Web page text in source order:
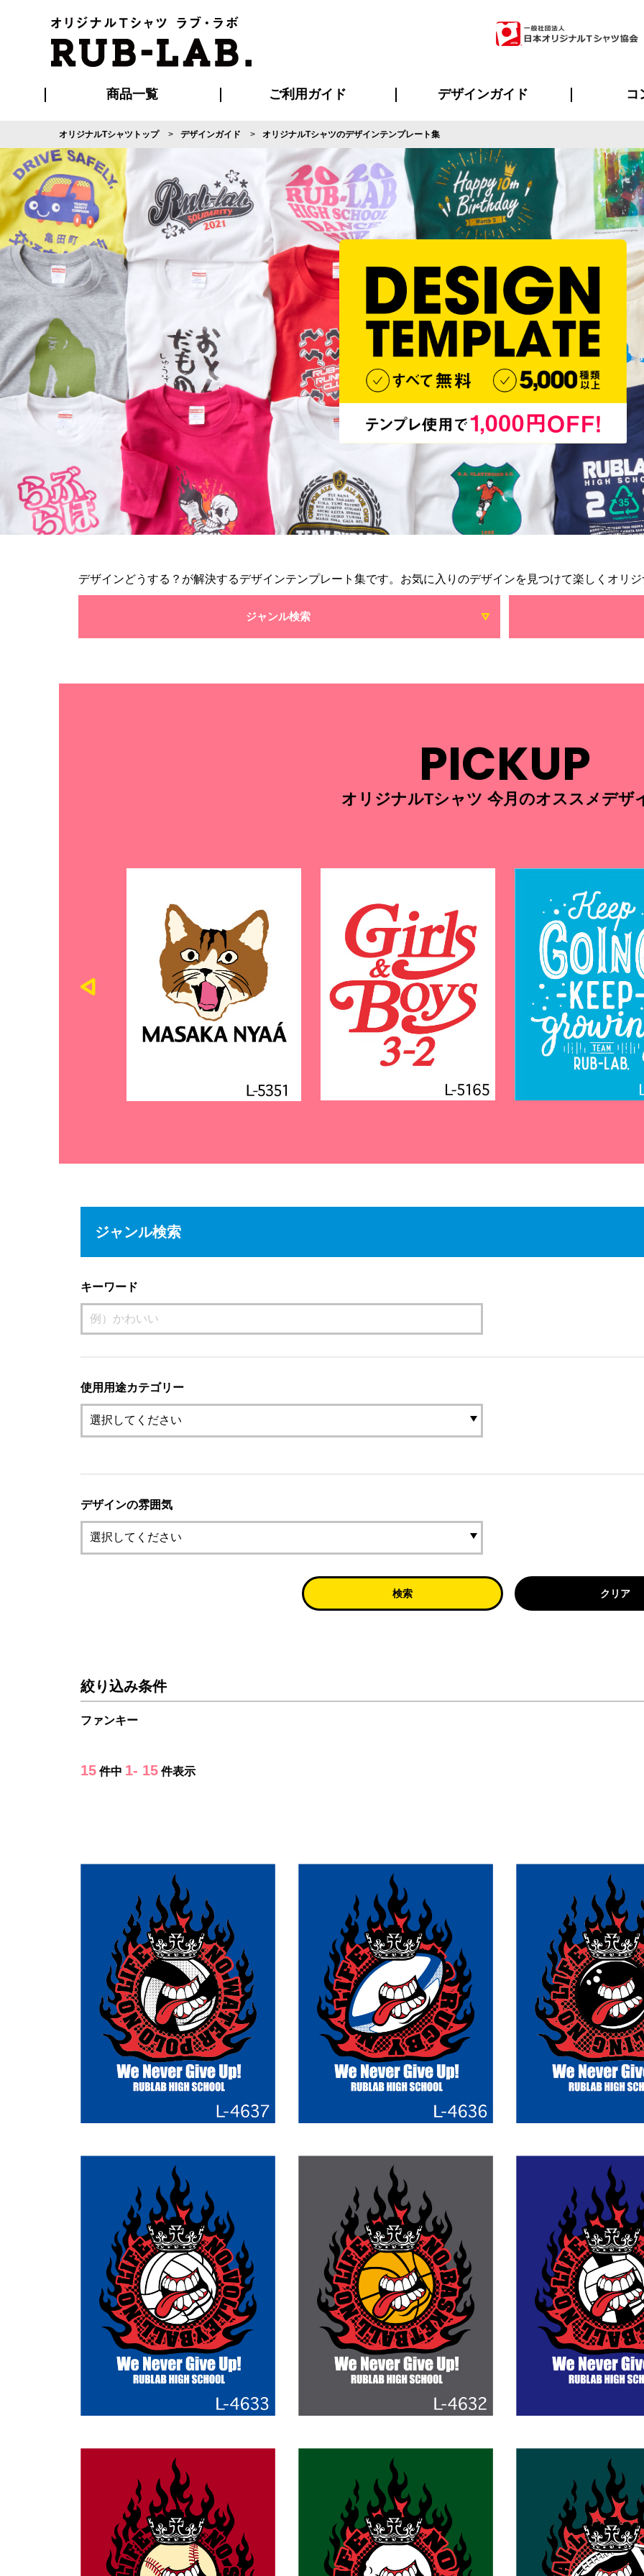
商品一覧
Tシャツ ポロシャツ パーカー・スウェット
ブルゾン・コート セットアップ・ジャージ ツナギ スポー
ハッピ キャップ・バンダナ グッズ全般 の
ご利用ガイド
ご利用ガイド
はじめての方へ
再注文の方へ
お支払い方法について
割引まとめページ
発送・特急サービスについて
版の保管期限について
マイページ会員のメリット
よくあるご質問
デザインガイド
デザイン入稿について
デザイン料について
デザインテンプレート集
デザインシミュレーター
書体一覧（フォント集）
プリント・加工一覧
コ
オリジナルTシャツトップ デザインガイド オリジナルTシャツのデザインテンプレート集
デザインどうする？が解決するデザインテンプレート集です。お気に入りのデザインを見つけて楽しくオリ
ジャンル検索
PICKUP
オリジナルTシャツ 今月のオススメデザ
ジャンル検索
キーワード
使用用途カテゴリー
デザインの雰囲気
検索 クリア
絞り込み条件
ファンキー
15 件中 1- 15 件表示